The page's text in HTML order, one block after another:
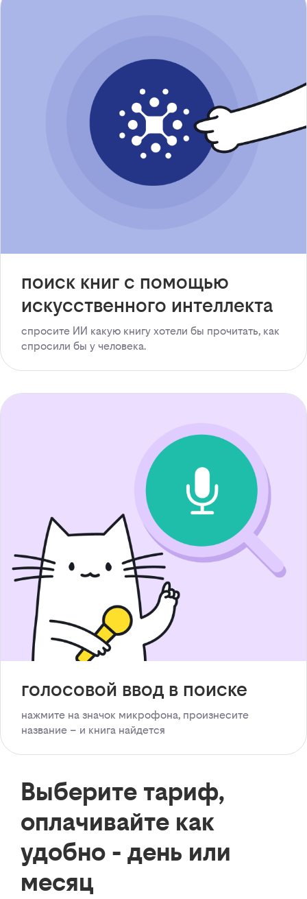
поиск книг с помощью
искусственного интеллекта
спросите ИИ какую книгу хотели бы прочитать, как
спросили бы у человека.
голосовой ввод в поиске
нажмите на значок микрофона, произнесите
название – и книга найдется
Выберите тариф,
оплачивайте как
удобно - день или
месяц